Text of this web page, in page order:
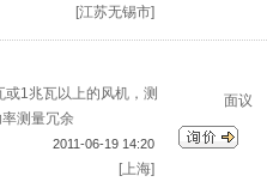
[江苏无锡市]
1兆瓦以上的风机，测
测量冗余
2011-06-19 14:20
[上海]
面议